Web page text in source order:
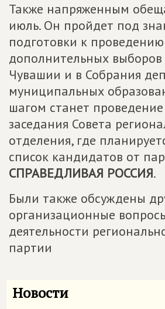
Также напряженным
июль. Он пройдет под
подготовки к проведению
дополнительных выборов
Чувашии и в Собрания
муниципальных
шагом станет
заседания Совета
отделения, где
список кандидатов от
СПРАВЕДЛИВАЯ РОССИЯ.
Были также обсуждены
организационные
деятельности
партии
Новости